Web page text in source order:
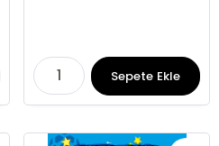
Sepete Ekle